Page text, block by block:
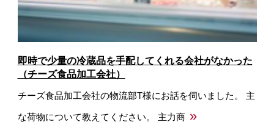
即時で少量の冷蔵品を手配してくれる会社がなかった
（チーズ食品加工会社）
チーズ食品加工会社の物流部T様にお話を伺いました。 主
な荷物について教えてください。 主力商 »